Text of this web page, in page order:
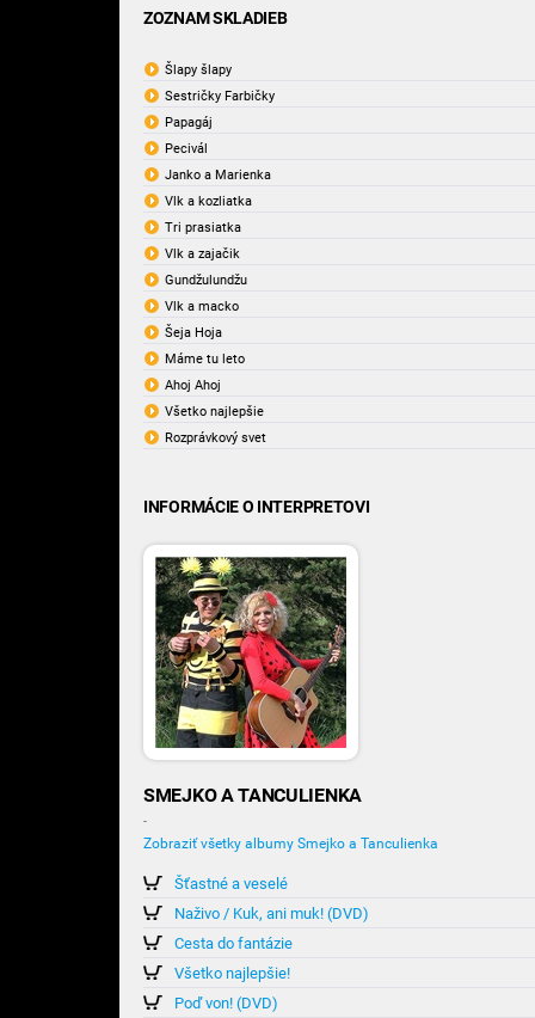
ZOZNAM SKLADIEB
Šlapy šlapy
Sestričky Farbičky
Papagáj
Pecivál
Janko a Marienka
Vlk a kozliatka
Tri prasiatka
Vlk a zajačik
Gundžulundžu
Vlk a macko
Šeja Hoja
Máme tu leto
Ahoj Ahoj
Všetko najlepšie
Rozprávkový svet
INFORMÁCIE O INTERPRETOVI
SMEJKO A TANCULIENKA
-
Zobraziť všetky albumy Smejko a Tanculienka
Šťastné a veselé
Naživo / Kuk, ani muk! (DVD)
Cesta do fantázie
Všetko najlepšie!
Poď von! (DVD)